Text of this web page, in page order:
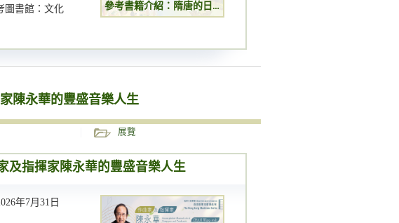
圖書館：文化
參考書籍介紹：隋唐的日常
陳永華的豐盛音樂人生
展覽
及指揮家陳永華的豐盛音樂人生
年7月31日